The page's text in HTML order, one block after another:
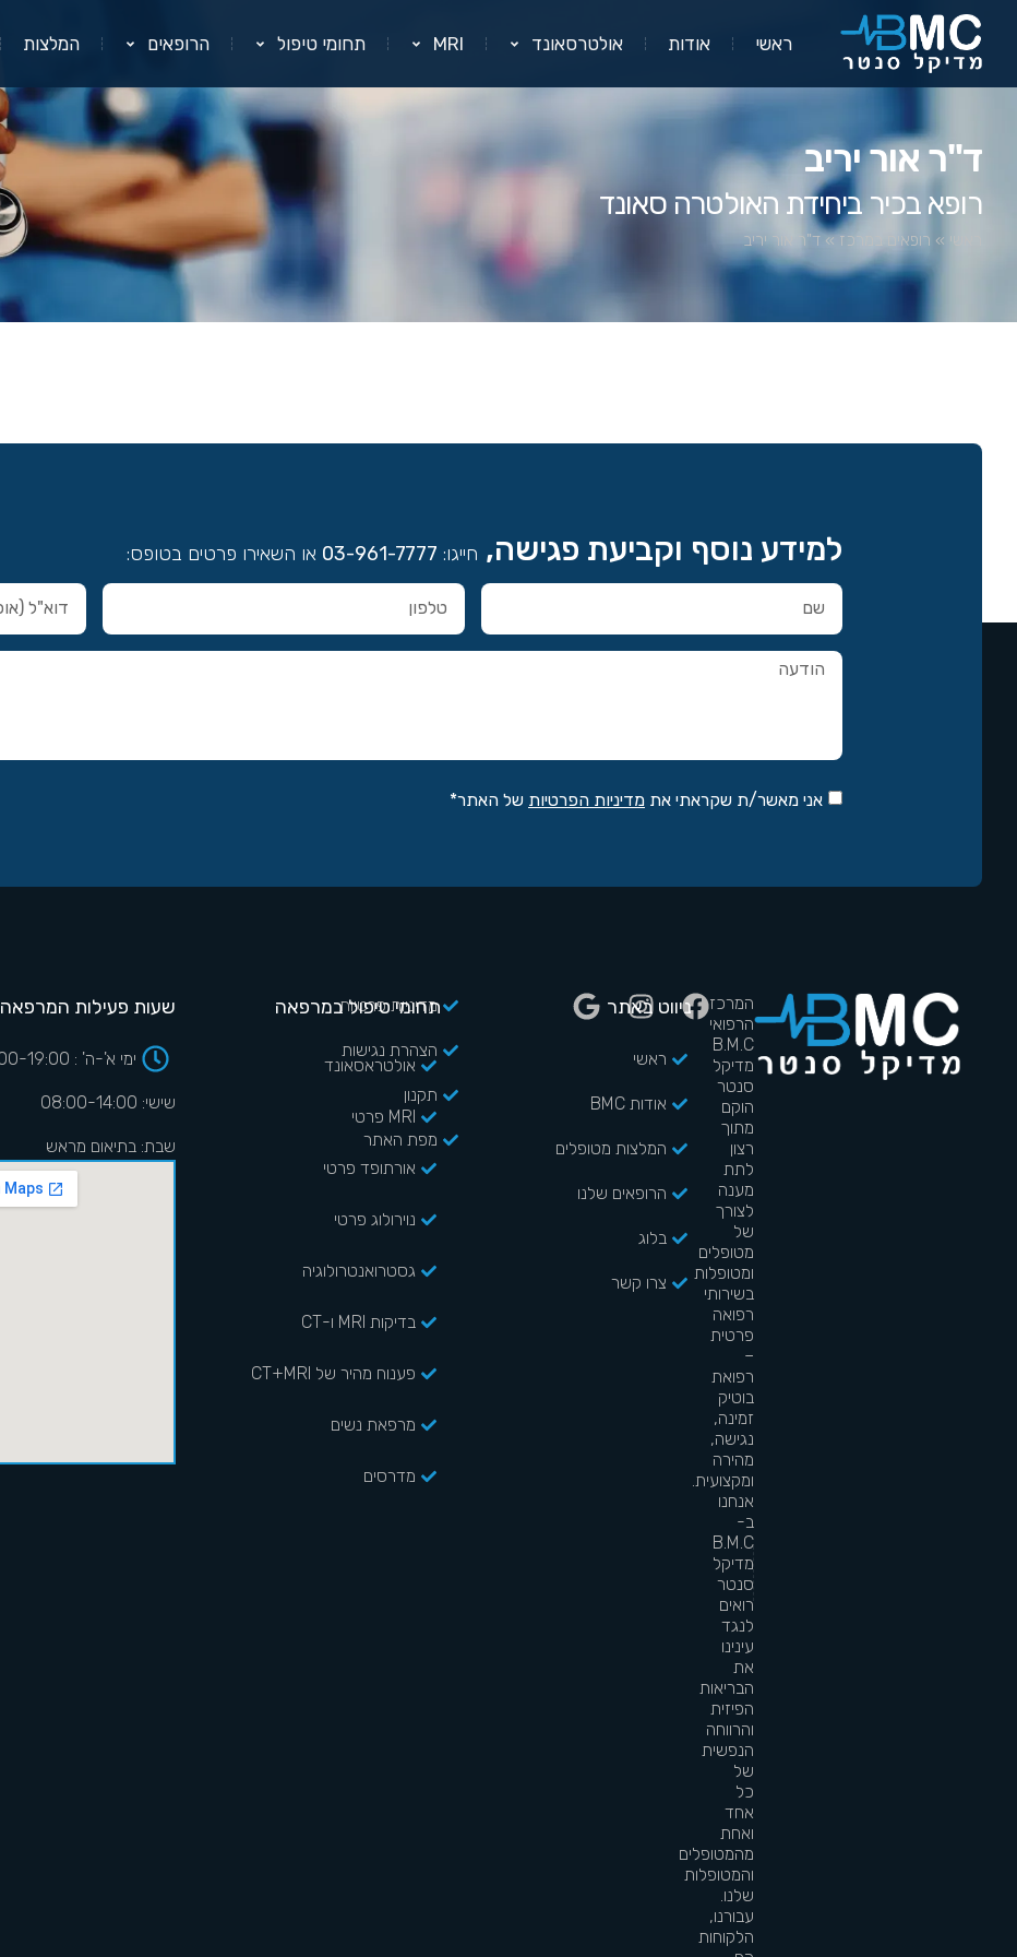
ראשי אודות אולטרסאונד MRI תחומי טיפול הרופאים המלצות
ד"ר אור יריב
רופא בכיר ביחידת האולטרה סאונד
ראשי » רופאים במרכז» ד"ר אור יריב
למידע נוסף וקביעת פגישה, חייגו: 03-961-7777 או השאירו פרטים בטופס:
אני מאשר/ת שקראתי את מדיניות הפרטיות של האתר*
המרכז
הרפואי
B.M.C
מדיקל
סנטר
הוקם
מתוך
רצון
לתת
מענה
לצורך
של
מטופלים
ומטופלות
בשירותי
רפואה
פרטית
–
רפואת
בוטיק
זמינה,
נגישה,
מהירה
ומקצועית.
אנחנו
ב-
B.M.C
מדיקל
סנטר
רואים
לנגד
עינינו
את
הבריאות
הפיזית
והרווחה
הנפשית
של
כל
אחד
ואחת
מהמטופלים
והמטופלות
שלנו.
עבורנו,
הלקוחות
ניווט באתר
ראשי
אודות BMC
המלצות מטופלים
הרופאים שלנו
בלוג
צרו קשר
מדיניות פרטיות
הצהרת נגישות
תקנון
מפת האתר
תחומי טיפול במרפאה
אולטראסאונד
MRI פרטי
אורתופד פרטי
נוירולוג פרטי
גסטרואנטרולוגיה
בדיקות MRI ו-CT
פענוח מהיר של CT+MRI
מרפאת נשים
מדרסים
שעות פעילות המרפאה
ימי א'-ה' : 08:00-19:00
שישי: 08:00-14:00
שבת: בתיאום מראש